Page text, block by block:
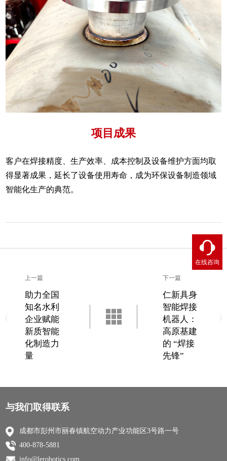
项目成果
客户在焊接精度、生产效率、成本控制及设备维护方面均取
得显著成果，延长了设备使用寿命，成为环保设备制造领域
智能化生产的典范。
上一篇
助力全国
知名水利
企业赋能
新质智能
化制造力
量
下一篇
仁新具身
智能焊接
机器人：
高原基建
的 “焊接
先锋”
在线咨询
与我们取得联系
成都市彭州市丽春镇航空动力产业功能区3号路一号
400-878-5881
info@lerobotics.com